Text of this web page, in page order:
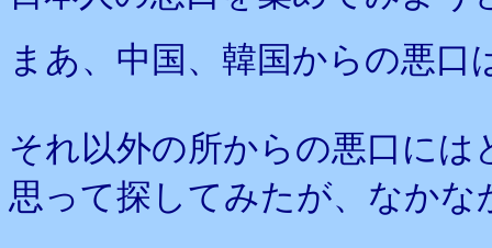
まあ、中国、韓国からの悪
それ以外の所からの悪口に
思って探してみたが、なかな